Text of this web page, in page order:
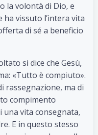
la volontà di Dio, e
ha vissuto l’intera vita
di sé a beneficio
si dice che Gesù,
«Tutto è compiuto».
rassegnazione, ma di
compimento
una vita consegnata,
E in questo stesso